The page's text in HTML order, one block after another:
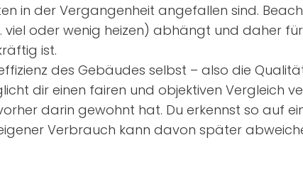
in der Vergangenheit angefallen sind.
viel oder wenig heizen) abhängt und daher
ist.
des Gebäudes selbst – also die
dir einen fairen und objektiven Vergleich
darin gewohnt hat. Du erkennst so auf
Verbrauch kann davon später